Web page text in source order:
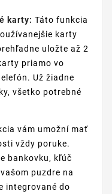
karty: Táto funkcia
karty
uložte až 2
priamo vo
Už žiadne
všetko potrebné
vám umožní mať
vždy poruke.
bankovku, kľúč
puzdre na
integrované do